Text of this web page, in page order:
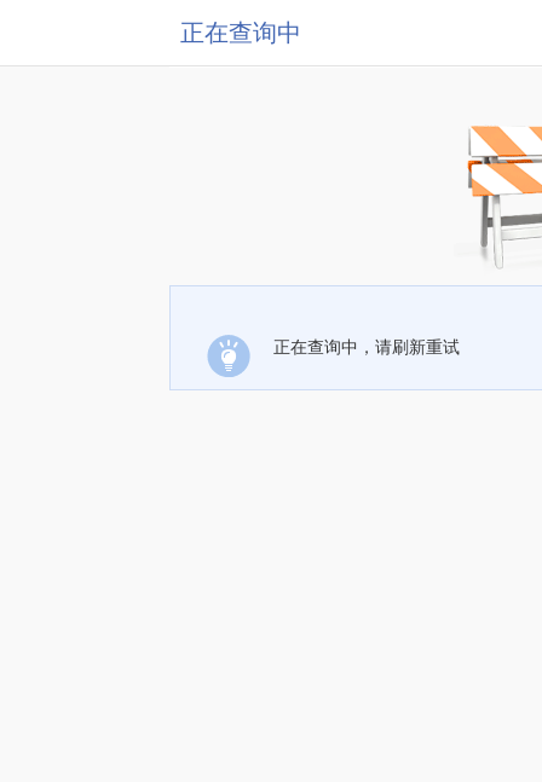
正在查询中
正在查询中，请刷新重试